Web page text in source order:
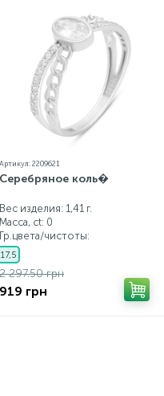
Артикул: 2209621
Серебряное коль�
Вес изделия: 1,41 г.
Масса, ct: 0
Гр.цвета/чистоты:
17,5
2 297.50 грн
919 грн